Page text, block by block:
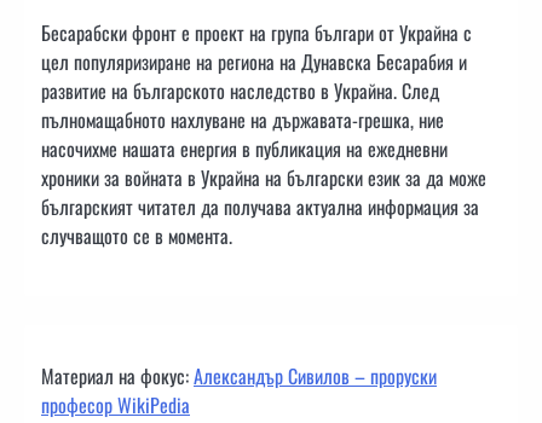
Бесарабски фронт е проект на група българи от Украйна с
цел популяризиране на региона на Дунавска Бесарабия и
развитие на българското наследство в Украйна. След
пълномащабното нахлуване на държавата-грешка, ние
насочихме нашата енергия в публикация на ежедневни
хроники за войната в Украйна на български език за да може
българският читател да получава актуална информация за
случващото се в момента.
Материал на фокус:Александър Сивилов – проруски
професор WikiPedia